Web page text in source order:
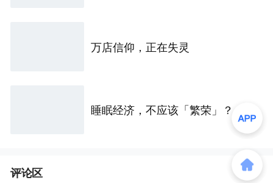
万店信仰，正在失灵
睡眠经济，不应该「繁荣」？
评论区